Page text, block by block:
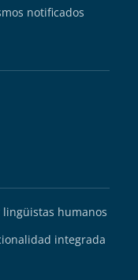
notificados
humanos
integrada